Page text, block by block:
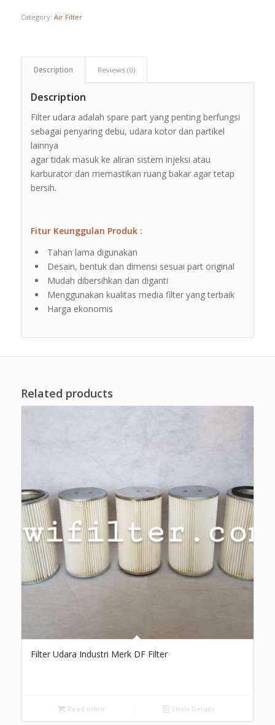
Category: Air Filter
Description Reviews (0)
Description
Filter udara adalah spare part yang penting berfungsi
sebagai penyaring debu, udara kotor dan partikel
lainnya
agar tidak masuk ke aliran sistem injeksi atau
karburator dan memastikan ruang bakar agar tetap
bersih.
Fitur Keunggulan Produk :
Tahan lama digunakan
Desain, bentuk dan dimensi sesuai part original
Mudah dibersihkan dan diganti
Menggunakan kualitas media filter yang terbaik
Harga ekonomis
Related products
Filter Udara Industri Merk DF Filter
Read more Show Details